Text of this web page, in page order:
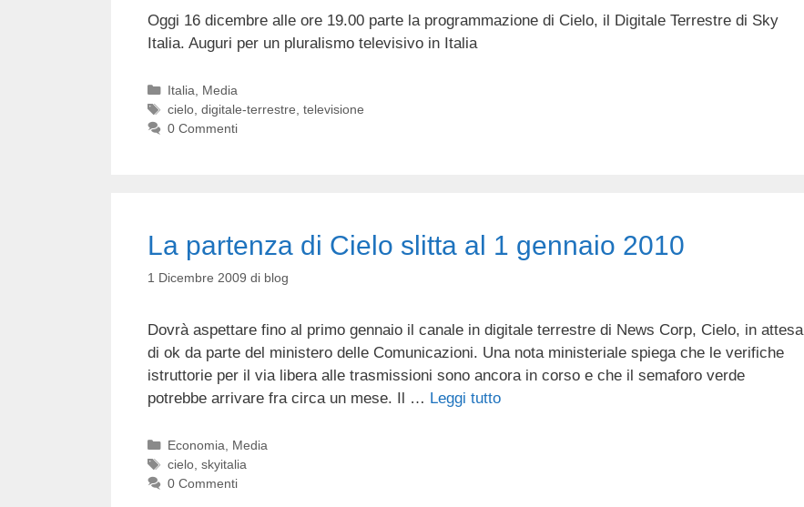
Oggi 16 dicembre alle ore 19.00 parte la programmazione di Cielo, il Digitale Terrestre di Sky
Italia. Auguri per un pluralismo televisivo in Italia
Categorie
Italia
Media
Tag
cielo, digitale-terrestre televisione
0 Commenti
La partenza di Cielo slitta al 1 gennaio 2010
1 Dicembre 2009 di blog
Dovrà aspettare fino al primo gennaio il canale in digitale terrestre di News Corp, Cielo, in attesa
di ok da parte del ministero delle Comunicazioni. Una nota ministeriale spiega che le verifiche
istruttorie per il via libera alle trasmissioni sono ancora in corso e che il semaforo verde
potrebbe arrivare fra circa un mese. Il … Leggi tutto
Categorie
Economia
Media
Tag
cielo, skyitalia
0 Commenti